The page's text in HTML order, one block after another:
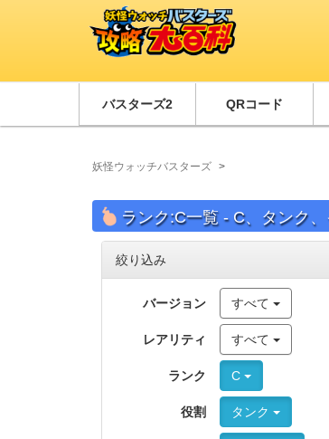
バスターズ2 QRコード
妖怪ウォッチバスターズ
ランク:C一覧 - C、タンク
絞り込み
バージョン すべて
レアリティ すべて
ランク C
役割 タンク